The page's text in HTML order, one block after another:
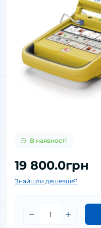
В наявності
19 800.0грн
Знайшли дешевше?